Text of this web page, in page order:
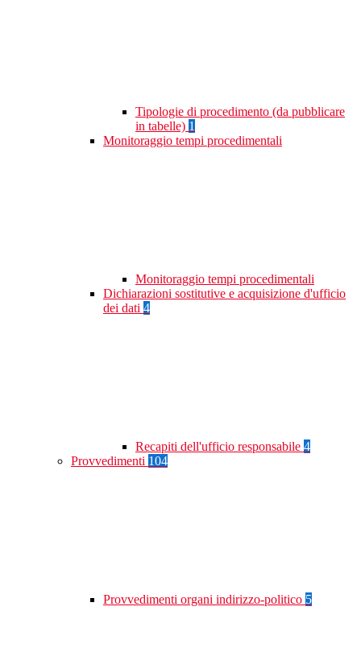
Tipologie di procedimento (da pubblicare
in tabelle) 1
Monitoraggio tempi procedimentali
Monitoraggio tempi procedimentali
Dichiarazioni sostitutive e acquisizione d'ufficio
dei dati 4
Recapiti dell'ufficio responsabile 4
Provvedimenti 104
Provvedimenti organi indirizzo-politico 5